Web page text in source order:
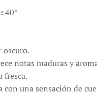
40º
oscuro.
notas maduras y
fresca.
con una sensación de